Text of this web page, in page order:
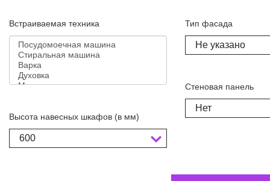
Встраиваемая техника
Высота навесных шкафов (в мм)
600
Тип фасада
Не указано
Стеновая панель
Нет